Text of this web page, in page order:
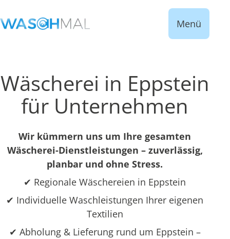
Menü
Wäscherei in Eppstein
für Unternehmen
Wir kümmern uns um Ihre gesamten
Wäscherei-Dienstleistungen – zuverlässig,
planbar und ohne Stress.
✔ Regionale Wäschereien in Eppstein
✔ Individuelle Waschleistungen Ihrer eigenen
Textilien
✔ Abholung & Lieferung rund um Eppstein –